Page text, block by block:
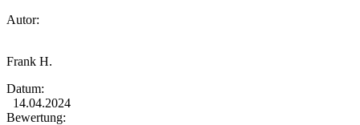
Autor:
Frank H.
Datum:
14.04.2024
Bewertung: